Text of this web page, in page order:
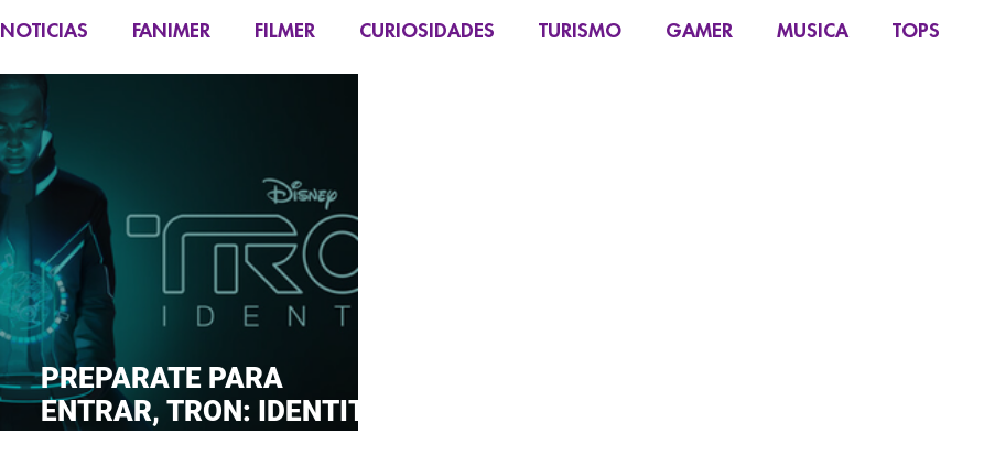
NOTICIAS FANIMER FILMER CURIOSIDADES TURISMO GAMER MUSICA TOPS
PREPARATE PARA
ENTRAR, TRON: IDENTITY